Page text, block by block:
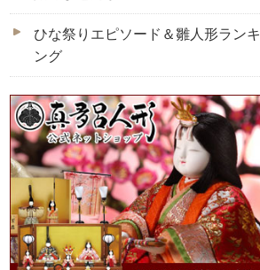
ひな祭りエピソード＆雛人形ランキ
ング